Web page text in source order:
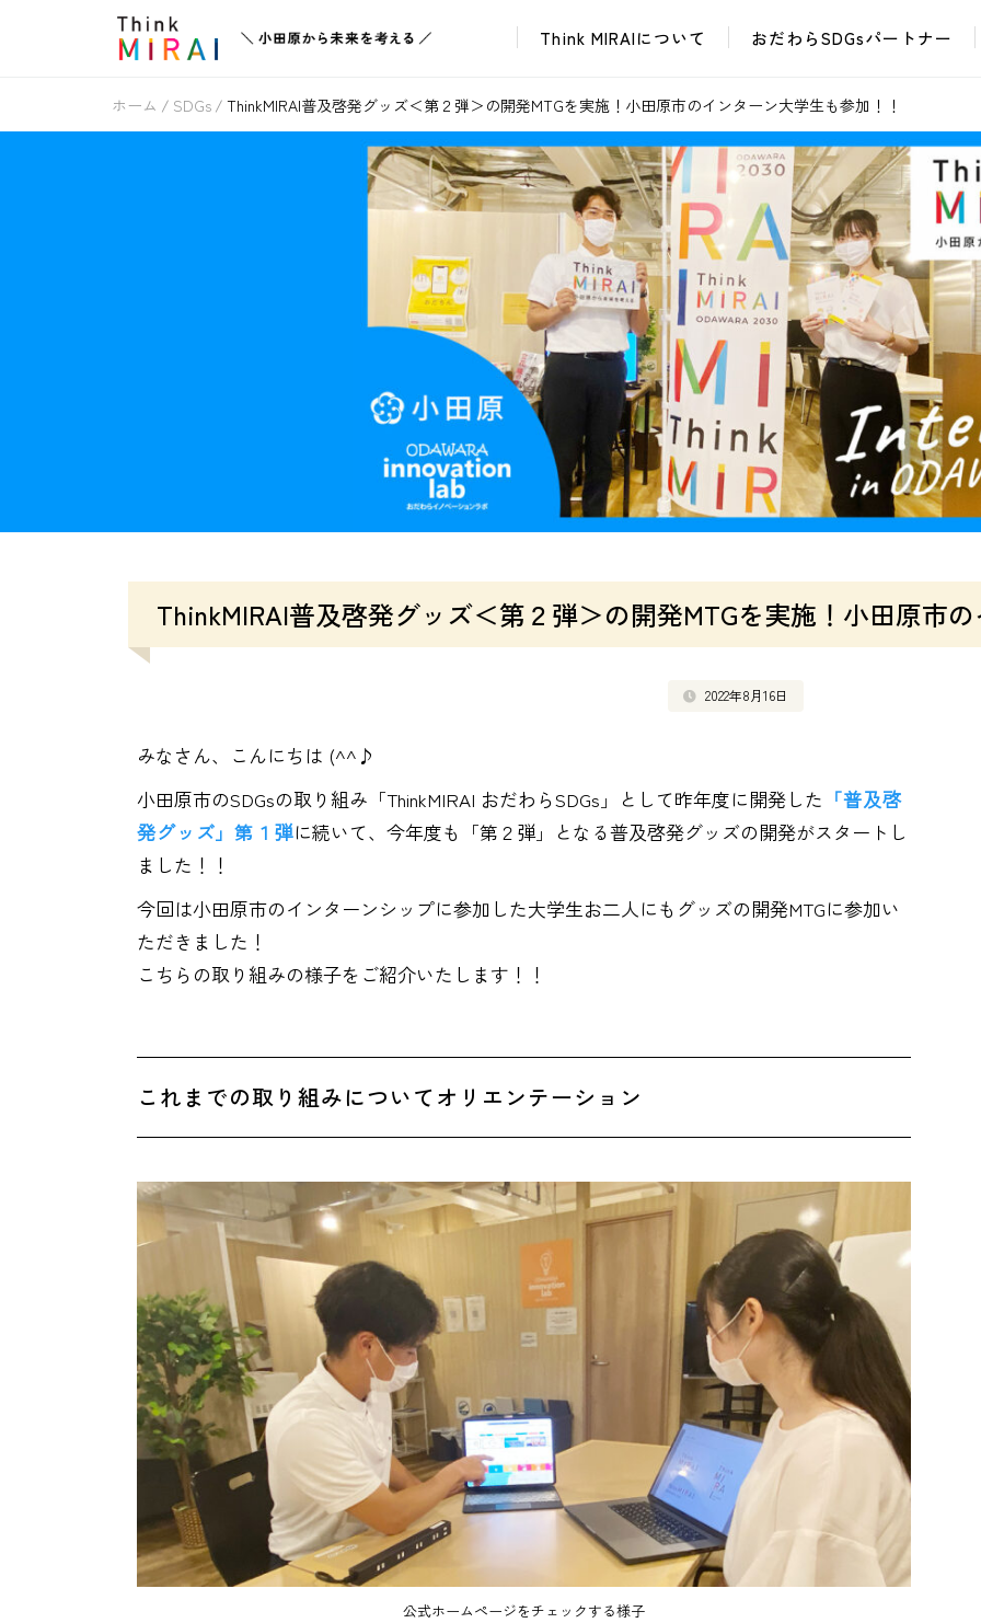
Think MIRAIについて
イベント・催し
おだわらイノベーションラボ
普及啓発グッズ
おだわらSDGsパートナー
課題解決ワークショップ
ユース・レイディオ
次世代
おだわら市民学校
おだわらイノベーションラボ
普及啓発グッズ
おだちん
ユース・レイディオ
次世代
おだわら市民学校
ホーム SDGs ThinkMIRAI普及啓発グッズ＜第２弾＞の開発MTGを実施！小田原市のインターン大学生も参加！！
ThinkMIRAI普及啓発グッズ＜第２弾＞の開発MTGを実施！小田原市
2022年8月16日
みなさん、こんにちは (^^♪
小田原市のSDGsの取り組み「ThinkMIRAI おだわらSDGs」として昨年度に開発した 「普及啓
発グッズ」第１弾に続いて、今年度も「第２弾」となる普及啓発グッズの開発がスタートし
ました！！
今回は小田原市のインターンシップに参加した大学生お二人にもグッズの開発MTGに参加い
ただきました！
こちらの取り組みの様子をご紹介いたします！！
これまでの取り組みについてオリエンテーション
公式ホームページをチェックする様子